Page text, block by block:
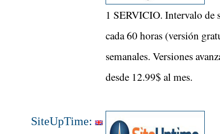
1 SERVICIO. Intervalo de
cada 60 horas (versión
semanales. Versiones
desde 12.99$ al mes.
SiteUpTime: